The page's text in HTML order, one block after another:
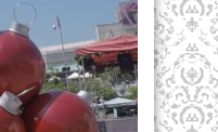
Narbonne